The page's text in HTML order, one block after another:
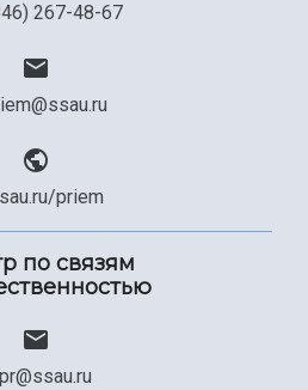
267-48-67
priem
по связям
pr@ssau.ru